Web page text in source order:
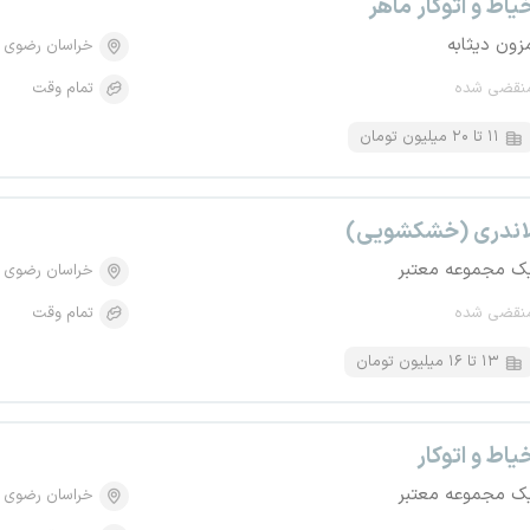
و اتوکار ماهر
دیثابه
شده
خراسان رضوی
تمام وقت
۱۱ تا ۲۰ میلیون تومان
(خشکشویی)
مجموعه معتبر
شده
خراسان رضوی
تمام وقت
۱۳ تا ۱۶ میلیون تومان
و اتوکار
مجموعه معتبر
خراسان رضوی